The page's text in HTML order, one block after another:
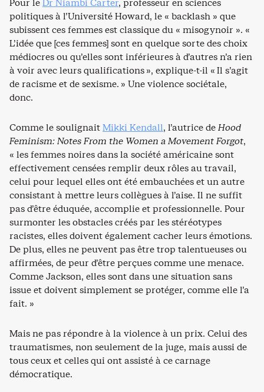
Pour leDr Niambi Carter, professeur en sciences
politiques à l’Université Howard, le « backlash » que
subissent ces femmes est classique du « misogynoir ». «
L’idée que [ces femmes] sont en quelque sorte des choix
médiocres ou qu’elles sont inférieures à d’autres n’a rien
à voir avec leurs qualifications », explique-t-il « Il s’agit
de racisme et de sexisme. » Une violence sociétale,
donc.
Comme le soulignaitMikki Kendall, l’autrice deHood
Feminism: Notes From the Women a Movement Forgot,
« les femmes noires dans la société américaine sont
effectivement censées remplir deux rôles au travail,
celui pour lequel elles ont été embauchées et un autre
consistant à mettre leurs collègues à l’aise. Il ne suffit
pas d’être éduquée, accomplie et professionnelle. Pour
surmonter les obstacles créés par les stéréotypes
racistes, elles doivent également cacher leurs émotions.
De plus, elles ne peuvent pas être trop talentueuses ou
affirmées, de peur d’être perçues comme une menace.
Comme Jackson, elles sont dans une situation sans
issue et doivent simplement se protéger, comme elle l’a
fait. »
Mais ne pas répondre à la violence à un prix. Celui des
traumatismes, non seulement de la juge, mais aussi de
tous ceux et celles qui ont assisté à ce carnage
démocratique.